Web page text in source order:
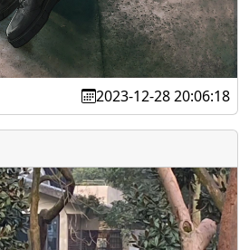
2023-12-28 20:06:18